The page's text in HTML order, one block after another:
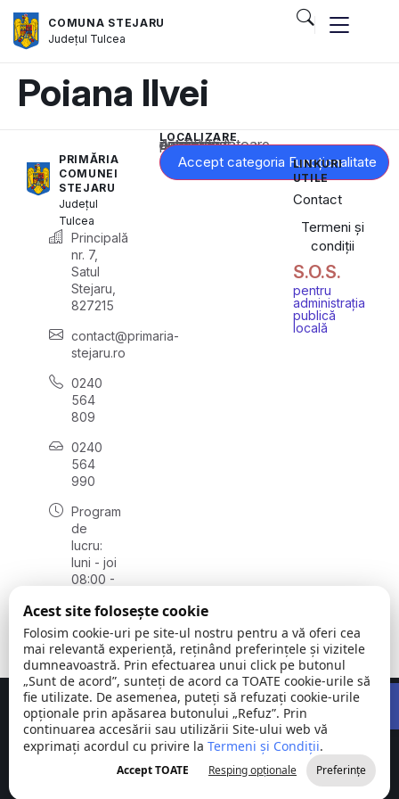
COMUNA STEJARU
Județul Tulcea
Poiana Ilvei
PRIMĂRIA
COMUNEI
STEJARU
Județul
Tulcea
Principală
nr. 7,
Satul
Stejaru,
827215
contact@primaria-
stejaru.ro
0240
564
809
0240
564
990
Program
de
lucru:
luni - joi
08:00 -
vineri
08:00 -
14:00
LOCALIZARE
Acest conținut este blocat până când acceptați categoria corespunzătoare de cookie-uri.
Accept categoria Funcționalitate
LINKURI
UTILE
Contact
Termeni și
condiții
S.O.S.
pentru
administrația
publică
locală
Comuna
Stejaru |
județul Tulcea
©
2026
Toate
drepturile
rezervate
Concept realizat deBig Media Relații Publice SRL
Acest site folosește cookie
Folosim cookie-uri pe site-ul nostru pentru a vă oferi cea
mai relevantă experiență, reținând preferințele și vizitele
dumneavoastră. Prin efectuarea unui click pe butonul
„Sunt de acord”, sunteți de acord ca TOATE cookie-urile să
fie utilizate. De asemenea, puteți să refuzați cookie-urile
opționale prin apăsarea butonului „Refuz”. Prin
continuarea accesării sau utilizării Site-ului web vă
exprimați acordul cu privire la Termeni și Condiții.
Accept TOATE Resping opționale Preferințe